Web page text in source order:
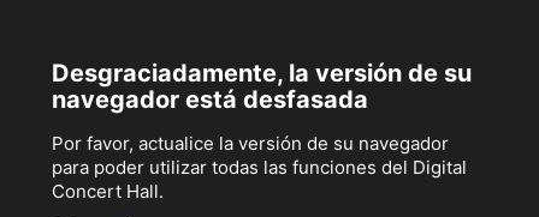
Desgraciadamente, la versión de su
navegador está desfasada
Por favor, actualice la versión de su navegador
para poder utilizar todas las funciones del Digital
Concert Hall.